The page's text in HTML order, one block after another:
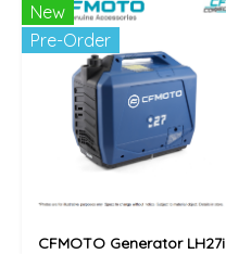
New
Pre-Order
CFMOTO Generator LH27i